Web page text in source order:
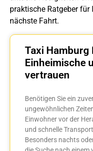
praktische Ratgeber für
nächste Fahrt.
Taxi Hamburg
Einheimische
vertrauen
Benötigen Sie ein
ungewöhnlichen
Einwohner vor der
und schnelle
Besonders nachts